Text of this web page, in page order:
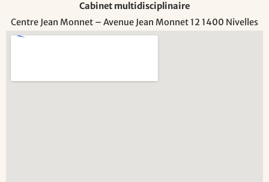
Cabinet multidisciplinaire
Centre Jean Monnet – Avenue Jean Monnet 12 1400 Nivelles